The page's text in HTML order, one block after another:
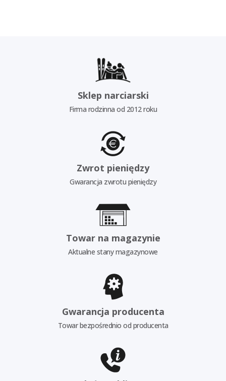
Sklep narciarski
Firma rodzinna od 2012 roku
Zwrot pieniędzy
Gwarancja zwrotu pieniędzy
Towar na magazynie
Aktualne stany magazynowe
Gwarancja producenta
Towar bezpośrednio od producenta